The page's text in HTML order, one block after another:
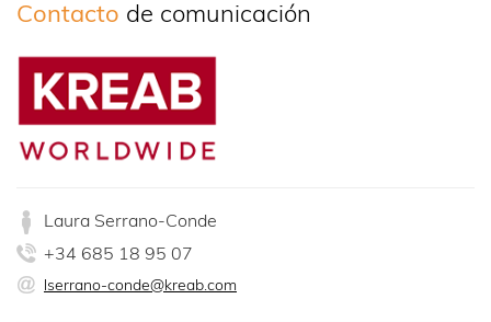
Contacto de comunicación
Laura Serrano-Conde
+34 685 18 95 07
lserrano-conde@kreab.com